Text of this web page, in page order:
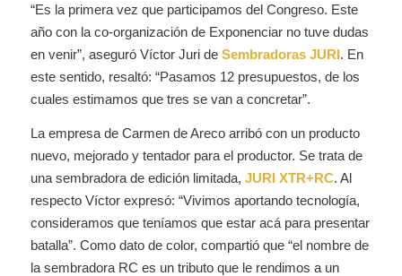
“Es la primera vez que participamos del Congreso. Este
año con la co-organización de Exponenciar no tuve dudas
en venir”, aseguró Víctor Juri de Sembradoras JURI. En
este sentido, resaltó: “Pasamos 12 presupuestos, de los
cuales estimamos que tres se van a concretar”.
La empresa de Carmen de Areco arribó con un producto
nuevo, mejorado y tentador para el productor. Se trata de
una sembradora de edición limitada, JURI XTR+RC. Al
respecto Víctor expresó: “Vivimos aportando tecnología,
consideramos que teníamos que estar acá para presentar
batalla”. Como dato de color, compartió que “el nombre de
la sembradora RC es un tributo que le rendimos a un